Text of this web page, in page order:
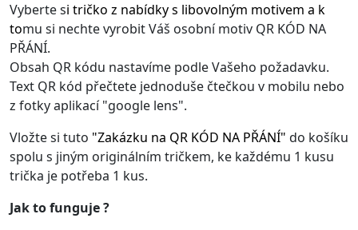
Vyberte si tričko z nabídky s libovolným motivem a k
tomu si nechte vyrobit Váš osobní motiv QR KÓD NA
PŘÁNÍ.
Obsah QR kódu nastavíme podle Vašeho požadavku.
Text QR kód přečtete jednoduše čtečkou v mobilu nebo
z fotky aplikací "google lens".
Vložte si tuto "Zakázku na QR KÓD NA PŘÁNÍ" do košíku
spolu s jiným originálním tričkem, ke každému 1 kusu
trička je potřeba 1 kus.
Jak to funguje ?